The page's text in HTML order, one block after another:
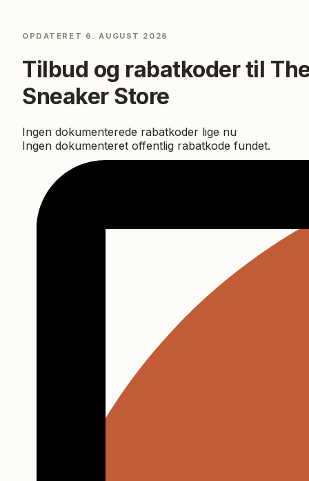
OPDATERET 6. AUGUST 2026
Tilbud og rabatkoder til
Sneaker Store
Ingen dokumenterede rabatkoder lige nu
Ingen dokumenteret offentlig rabatkode fundet.